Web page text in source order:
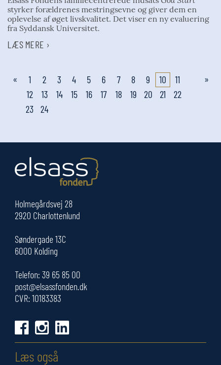
styrker forældrenes mestringsevne og giver dem en
oplevelse af øget livskvalitet. Det viser en ny evaluering
fra Syddansk Universitet.
LÆS MERE ›
« 1 2 3 4 5 6 7 8 9 10
11
12
13 14 15 16 17 18 19 20 21
22
23
24
»
Holmegårdsvej 28
2920 Charlottenlund
Søndergade 13C
6000 Kolding
Telefon: 39 65 85 00
post@elsassfonden.dk
CVR: 10183383
Læs også